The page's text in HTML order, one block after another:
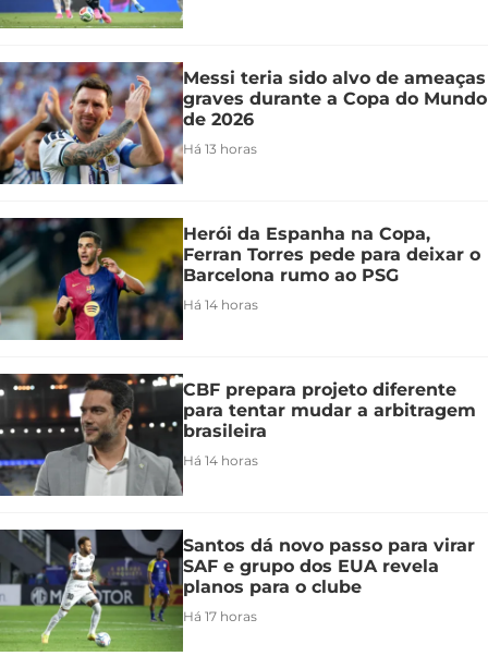
Messi teria sido alvo de ameaças
graves durante a Copa do Mundo
de 2026
Há 13 horas
Herói da Espanha na Copa,
Ferran Torres pede para deixar o
Barcelona rumo ao PSG
Há 14 horas
CBF prepara projeto diferente
para tentar mudar a arbitragem
brasileira
Há 14 horas
Santos dá novo passo para virar
SAF e grupo dos EUA revela
planos para o clube
Há 17 horas